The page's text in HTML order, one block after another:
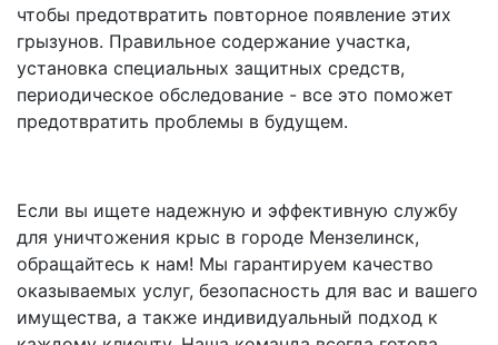
чтобы предотвратить повторное появление этих
грызунов. Правильное содержание участка,
установка специальных защитных средств,
периодическое обследование - все это поможет
предотвратить проблемы в будущем.
Если вы ищете надежную и эффективную службу
для уничтожения крыс в городе Мензелинск,
обращайтесь к нам! Мы гарантируем качество
оказываемых услуг, безопасность для вас и вашего
имущества, а также индивидуальный подход к